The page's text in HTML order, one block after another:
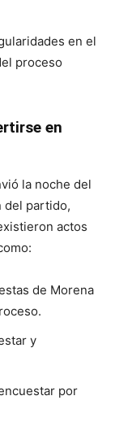
en el
proceso
en
la noche del
del partido,
actos
de Morena
y
por